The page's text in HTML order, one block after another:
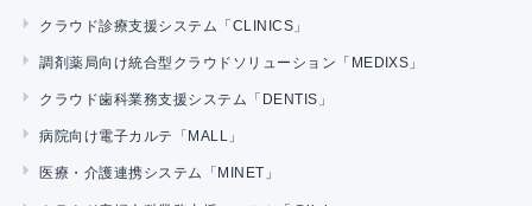
クラウド診療支援システム「CLINICS」
調剤薬局向け統合型クラウドソリューション「MEDIXS」
クラウド歯科業務支援システム「DENTIS」
病院向け電子カルテ「MALL」
医療・介護連携システム「MINET」